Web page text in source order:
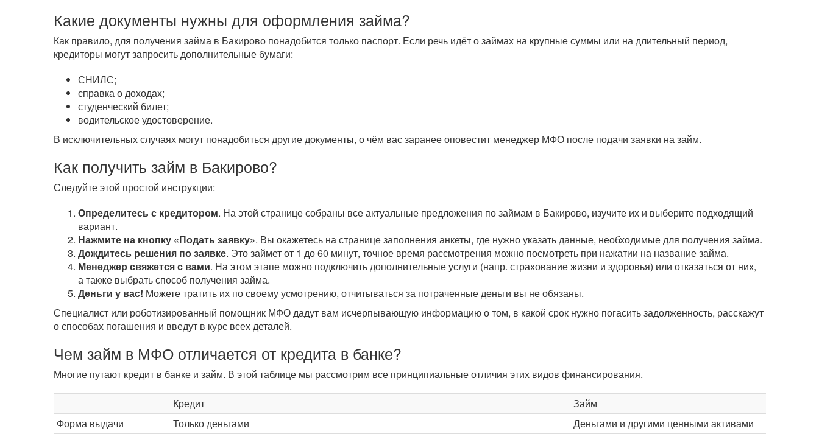
Какие документы нужны для оформления займа?
Как правило, для получения займа в Бакирово понадобится только паспорт. Если речь идёт о займах на крупные суммы или на длительный период,
кредиторы могут запросить дополнительные бумаги:
СНИЛС;
справка о доходах;
студенческий билет;
водительское удостоверение.
В исключительных случаях могут понадобиться другие документы, о чём вас заранее оповестит менеджер МФО после подачи заявки на займ.
Как получить займ в Бакирово?
Следуйте этой простой инструкции:
Определитесь с кредитором. На этой странице собраны все актуальные предложения по займам в Бакирово, изучите их и выберите подходящий
вариант.
Нажмите на кнопку «Подать заявку». Вы окажетесь на странице заполнения анкеты, где нужно указать данные, необходимые для получения займа.
Дождитесь решения по заявке. Это займет от 1 до 60 минут, точное время рассмотрения можно посмотреть при нажатии на название займа.
Менеджер свяжется с вами. На этом этапе можно подключить дополнительные услуги (напр. страхование жизни и здоровья) или отказаться от них,
а также выбрать способ получения займа.
Деньги у вас! Можете тратить их по своему усмотрению, отчитываться за потраченные деньги вы не обязаны.
Специалист или роботизированный помощник МФО дадут вам исчерпывающую информацию о том, в какой срок нужно погасить задолженность, расскажут
о способах погашения и введут в курс всех деталей.
Чем займ в МФО отличается от кредита в банке?
Многие путают кредит в банке и займ. В этой таблице мы рассмотрим все принципиальные отличия этих видов финансирования.
Кредит
Займ
Форма выдачи
Только деньгами Деньгами и другими ценными активами